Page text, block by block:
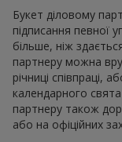
Букет діловому
підписання певної
більше, ніж
партнеру можна
річниці співпраці,
календарного
партнеру також
або на офіційних